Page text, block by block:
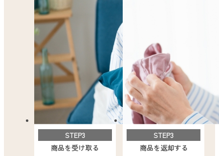
STEP3
商品を受け取る
STEP3
商品を返却する